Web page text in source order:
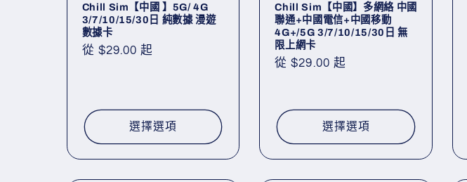
Chill Sim【中國 】5G/ 4G
3/7/10/15/30日 純數據 漫遊
數據卡
定
從 $29.00 起
選擇選項
Chill Sim【中國】多網絡 中國
聯通+中國電信+中國移動
4G+/5G 3/7/10/15/30日 無
限上網卡
定
從 $29.00 起
選擇選項